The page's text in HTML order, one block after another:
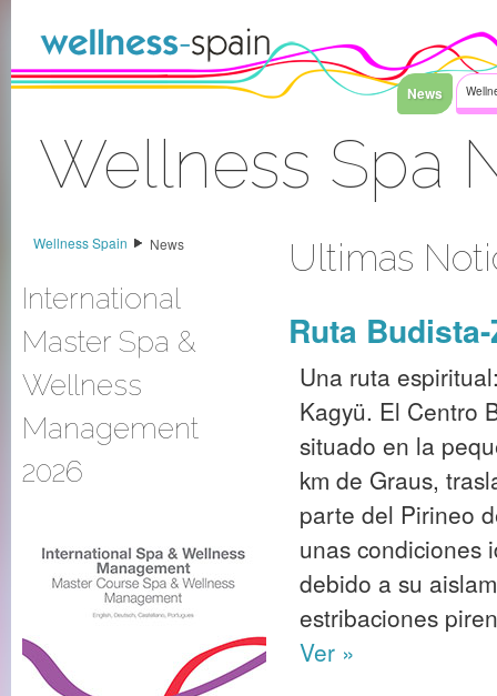
News
Wellness Spa
Wellness Spain
News
International
Master Spa &
Wellness
Management
2026
Ultimas
Ruta
Una ruta
Kagyü. El Centro
situado en la
km de Graus,
parte del Pirineo
unas condiciones
debido a su
estribaciones
Ver »